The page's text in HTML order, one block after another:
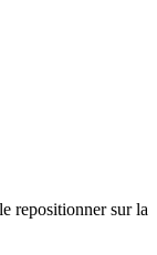
repositionner sur la